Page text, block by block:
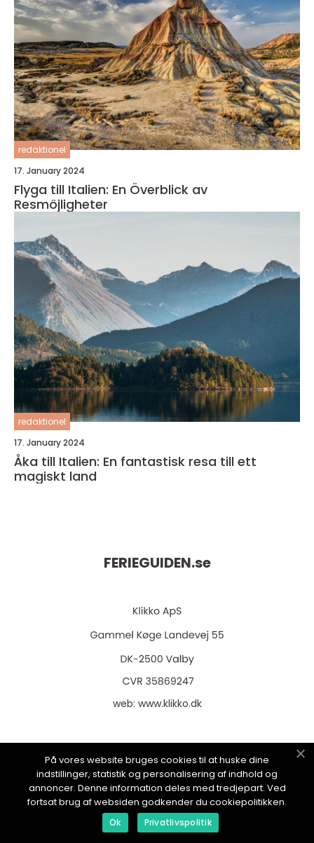
redaktionel
17. January 2024
Flyga till Italien: En Överblick av
Resmöjligheter
redaktionel
17. January 2024
Åka till Italien: En fantastisk resa till ett
magiskt land
FERIEGUIDEN.se
web: www.klikko.dk
Menu
Annonsering
På vores website bruges cookies til at huske dine
indstillinger, statistik og personalisering af indhold og
annoncer. Denne information deles med tredjepart. Ved
fortsat brug af websiden godkender du cookiepolitikken.
Ok Privatlivspolitik